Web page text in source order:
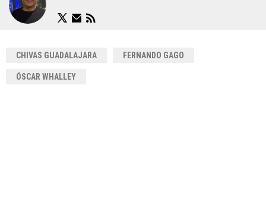
CHIVAS GUADALAJARA FERNANDO GAGO
ÓSCAR WHALLEY